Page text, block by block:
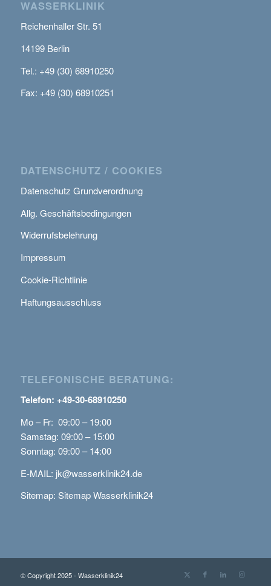
WASSERKLINIK
Reichenhaller Str. 51
14199 Berlin
Tel.: +49 (30) 68910250
Fax: +49 (30) 68910251
DATENSCHUTZ / COOKIES
Datenschutz Grundverordnung
Allg. Geschäftsbedingungen
Widerrufsbelehrung
Impressum
Cookie-Richtlinie
Haftungsausschluss
TELEFONISCHE BERATUNG:
Telefon: +49-30-68910250
Mo – Fr: 09:00 – 19:00
Samstag: 09:00 – 15:00
Sonntag: 09:00 – 14:00
E-MAIL: jk@wasserklinik24.de
Sitemap: Sitemap Wasserklinik24
© Copyright 2025 - Wasserklinik24